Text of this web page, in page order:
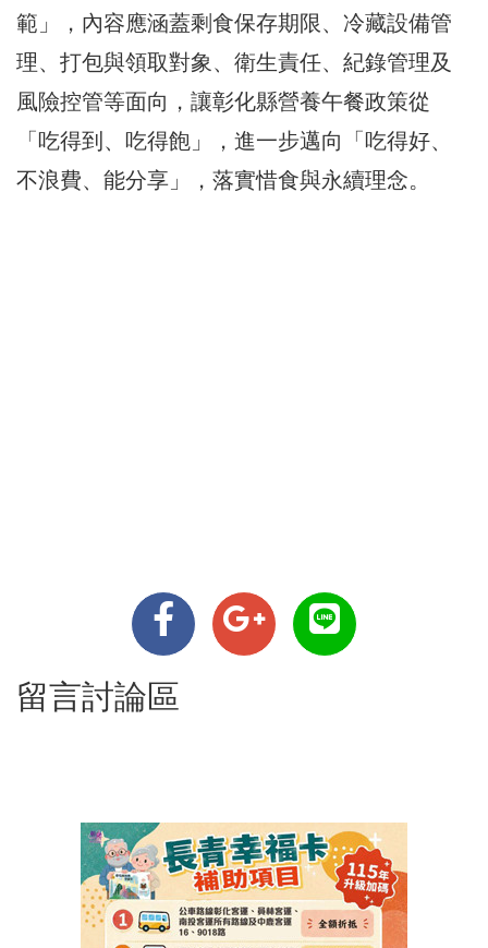
範」，內容應涵蓋剩食保存期限、冷藏設備管
理、打包與領取對象、衛生責任、紀錄管理及
風險控管等面向，讓彰化縣營養午餐政策從
「吃得到、吃得飽」，進一步邁向「吃得好、
不浪費、能分享」，落實惜食與永續理念。
留言討論區